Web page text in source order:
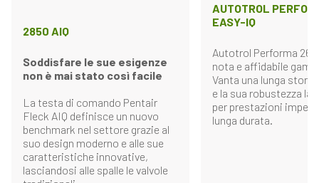
2850 AIQ
Soddisfare le sue esigenze
non è mai stato così facile
La testa di comando Pentair
Fleck AIQ definisce un nuovo
benchmark nel settore grazie al
suo design moderno e alle sue
caratteristiche innovative,
lasciandosi alle spalle le valvole
AUTOTROL
EASY-IQ
Autotrol Performa
nota e affidabile
Vanta una lunga
e la sua robustezza la
per prestazioni
lunga durata.